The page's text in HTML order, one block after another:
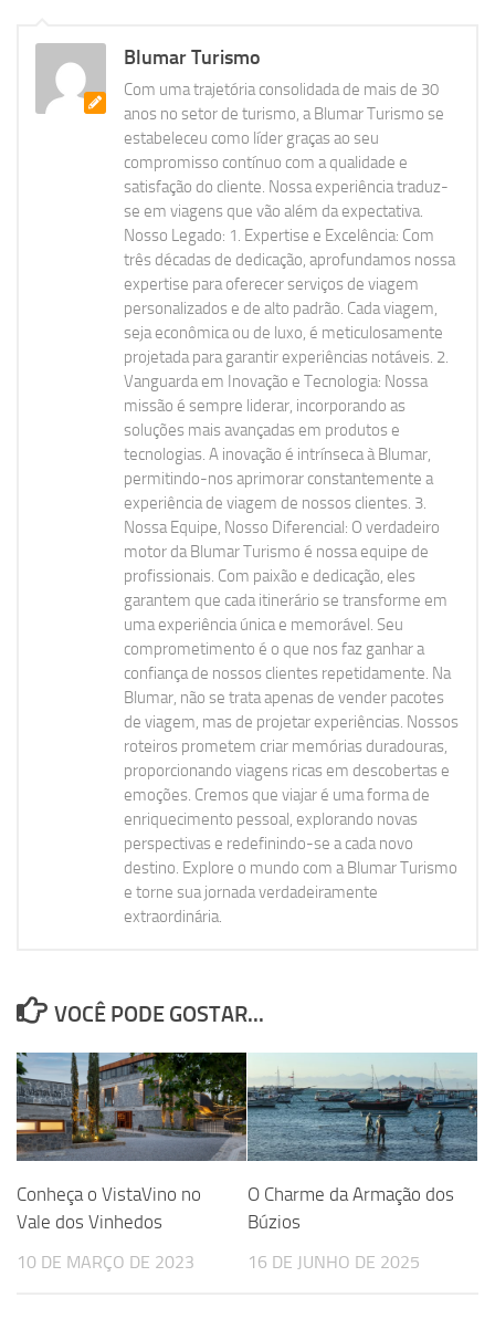
Blumar Turismo
Com uma trajetória consolidada de mais de 30
anos no setor de turismo, a Blumar Turismo se
estabeleceu como líder graças ao seu
compromisso contínuo com a qualidade e
satisfação do cliente. Nossa experiência traduz-
se em viagens que vão além da expectativa.
Nosso Legado: 1. Expertise e Excelência: Com
três décadas de dedicação, aprofundamos nossa
expertise para oferecer serviços de viagem
personalizados e de alto padrão. Cada viagem,
seja econômica ou de luxo, é meticulosamente
projetada para garantir experiências notáveis. 2.
Vanguarda em Inovação e Tecnologia: Nossa
missão é sempre liderar, incorporando as
soluções mais avançadas em produtos e
tecnologias. A inovação é intrínseca à Blumar,
permitindo-nos aprimorar constantemente a
experiência de viagem de nossos clientes. 3.
Nossa Equipe, Nosso Diferencial: O verdadeiro
motor da Blumar Turismo é nossa equipe de
profissionais. Com paixão e dedicação, eles
garantem que cada itinerário se transforme em
uma experiência única e memorável. Seu
comprometimento é o que nos faz ganhar a
confiança de nossos clientes repetidamente. Na
Blumar, não se trata apenas de vender pacotes
de viagem, mas de projetar experiências. Nossos
roteiros prometem criar memórias duradouras,
proporcionando viagens ricas em descobertas e
emoções. Cremos que viajar é uma forma de
enriquecimento pessoal, explorando novas
perspectivas e redefinindo-se a cada novo
destino. Explore o mundo com a Blumar Turismo
e torne sua jornada verdadeiramente
extraordinária.
VOCÊ PODE GOSTAR...
Conheça o VistaVino no
Vale dos Vinhedos
10 DE MARÇO DE 2023
O Charme da Armação dos
Búzios
16 DE JUNHO DE 2025